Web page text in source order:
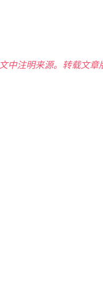
中注明来源。转载文章